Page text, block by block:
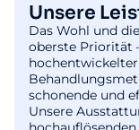
Unsere
Das Wohl und
oberste Priorität
schonende und
Unsere